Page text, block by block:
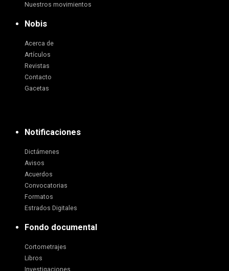
Nuestros movimientos
Nobis
Acerca de
Artículos
Revistas
Contacto
Gacetas
Notificaciones
Dictámenes
Avisos
Acuerdos
Convocatorias
Formatos
Estrados Digitales
Fondo documental
Cortometrajes
Libros